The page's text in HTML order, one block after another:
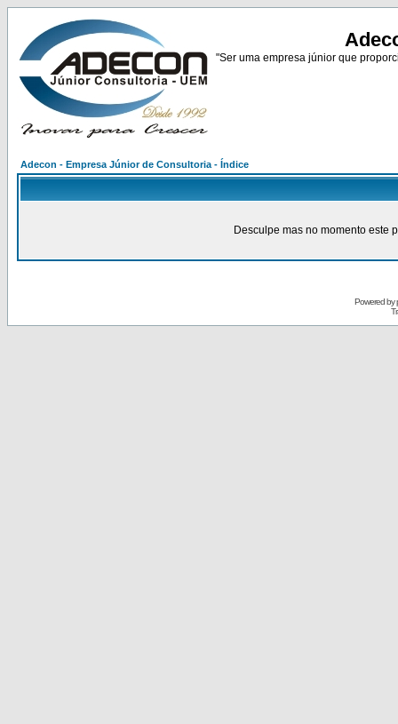
"Ser uma empresa júnior que
Adecon - Empresa Júnior de Consultoria - Índice
Desculpe mas no momento este
Powered by